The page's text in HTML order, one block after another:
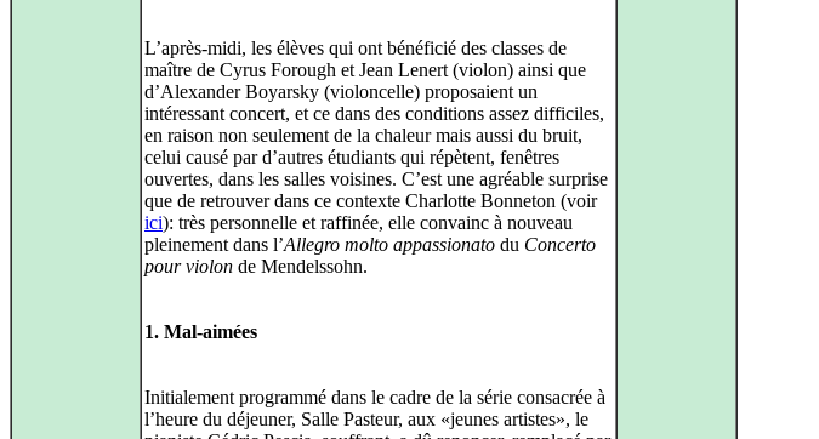
L’après-midi, les élèves qui ont bénéficié des classes de
maître de Cyrus Forough et Jean Lenert (violon) ainsi que
d’Alexander Boyarsky (violoncelle) proposaient un
intéressant concert, et ce dans des conditions assez difficiles,
en raison non seulement de la chaleur mais aussi du bruit,
celui causé par d’autres étudiants qui répètent, fenêtres
ouvertes, dans les salles voisines. C’est une agréable surprise
que de retrouver dans ce contexte Charlotte Bonneton (voir
ici): très personnelle et raffinée, elle convainc à nouveau
pleinement dans l’Allegro molto appassionato du Concerto
pour violon de Mendelssohn.
1. Mal-aimées
Initialement programmé dans le cadre de la série consacrée à
l’heure du déjeuner, Salle Pasteur, aux «jeunes artistes», le